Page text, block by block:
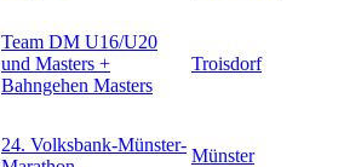
Team DM U16/U20
und Masters +
Bahngehen Masters
Troisdorf
24. Volksbank-Münster-
Münster